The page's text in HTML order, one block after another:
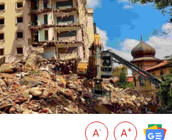
A- A+